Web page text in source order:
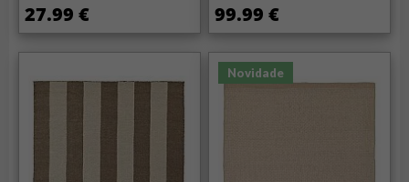
27.99 € 99.99 €
Novidade